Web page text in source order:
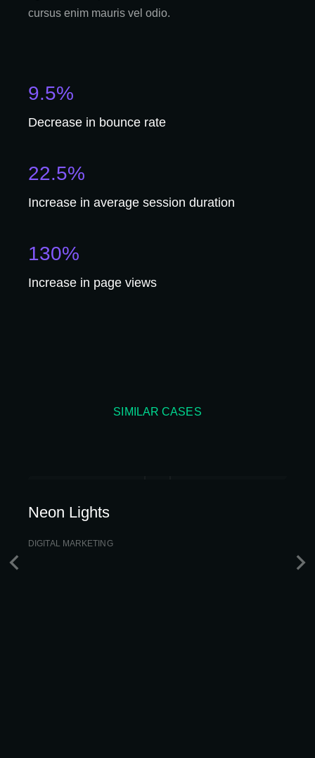
cursus enim mauris vel odio.
9.5%
Decrease in bounce rate
22.5%
Increase in average session duration
130%
Increase in page views
SIMILAR CASES
Neon Lights
DIGITAL MARKETING